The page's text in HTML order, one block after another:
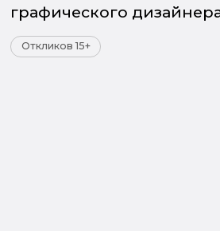
графического
Откликов 15+